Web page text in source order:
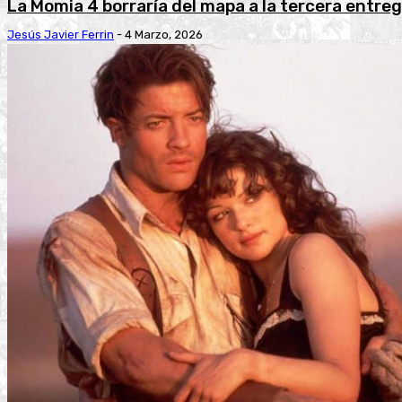
La Momia 4 borraría del mapa a la tercera
Jesús Javier Ferrin - 4 Marzo, 2026